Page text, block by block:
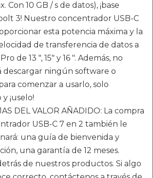
Con 10 GB / s de datos), ¡base
3! Nuestro concentrador USB-C
esta potencia máxima y la
de transferencia de datos a
de 13 ", 15" y 16 ". Además, no
descargar ningún software o
comenzar a usarlo, solo
¡uselo!
DEL VALOR AÑADIDO: La compra
USB-C 7 en 2 también le
una guía de bienvenida y
una garantía de 12 meses.
de nuestros productos. Si algo